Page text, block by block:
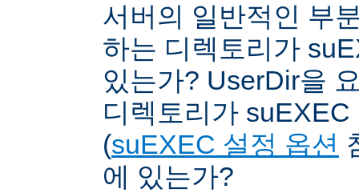
서버의 일반적인 부
하는 디렉토리가
있는가? UserDir을
디렉토리가
(suEXEC 설정 옵션
에 있는가?